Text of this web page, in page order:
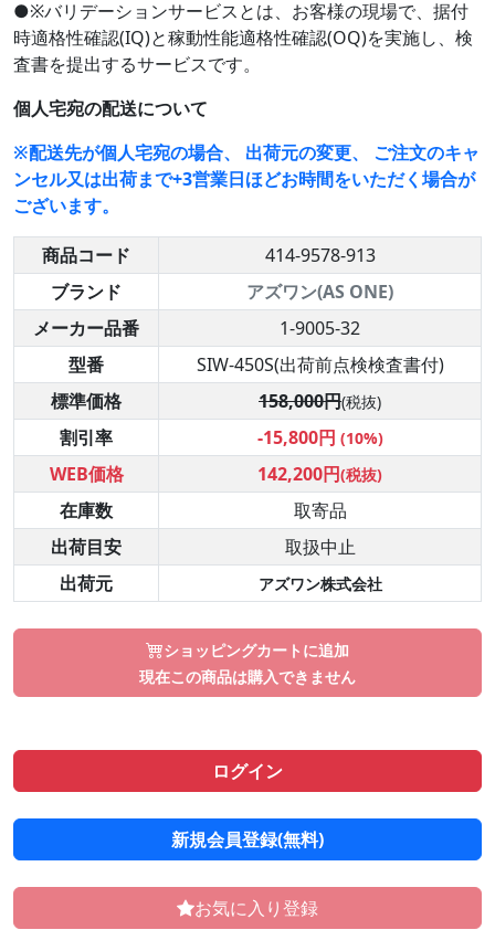
●※バリデーションサービスとは、お客様の現場で、据付
時適格性確認(IQ)と稼動性能適格性確認(OQ)を実施し、検
査書を提出するサービスです。
個人宅宛の配送について
※配送先が個人宅宛の場合、 出荷元の変更、 ご注文のキャ
ンセル又は出荷まで+3営業日ほどお時間をいただく場合が
ございます。
商品コード
414-9578-913
ブランド
アズワン(AS ONE)
メーカー品番
1-9005-32
型番
SIW-450S(出荷前点検検査書付)
標準価格
158,000円(税抜)
割引率 -15,800円 (10%)
WEB価格 142,200円(税抜)
在庫数
取寄品
出荷目安
取扱中止
出荷元
アズワン株式会社
ショッピングカートに追加
現在この商品は購入できません
ログイン
新規会員登録(無料)
お気に入り登録